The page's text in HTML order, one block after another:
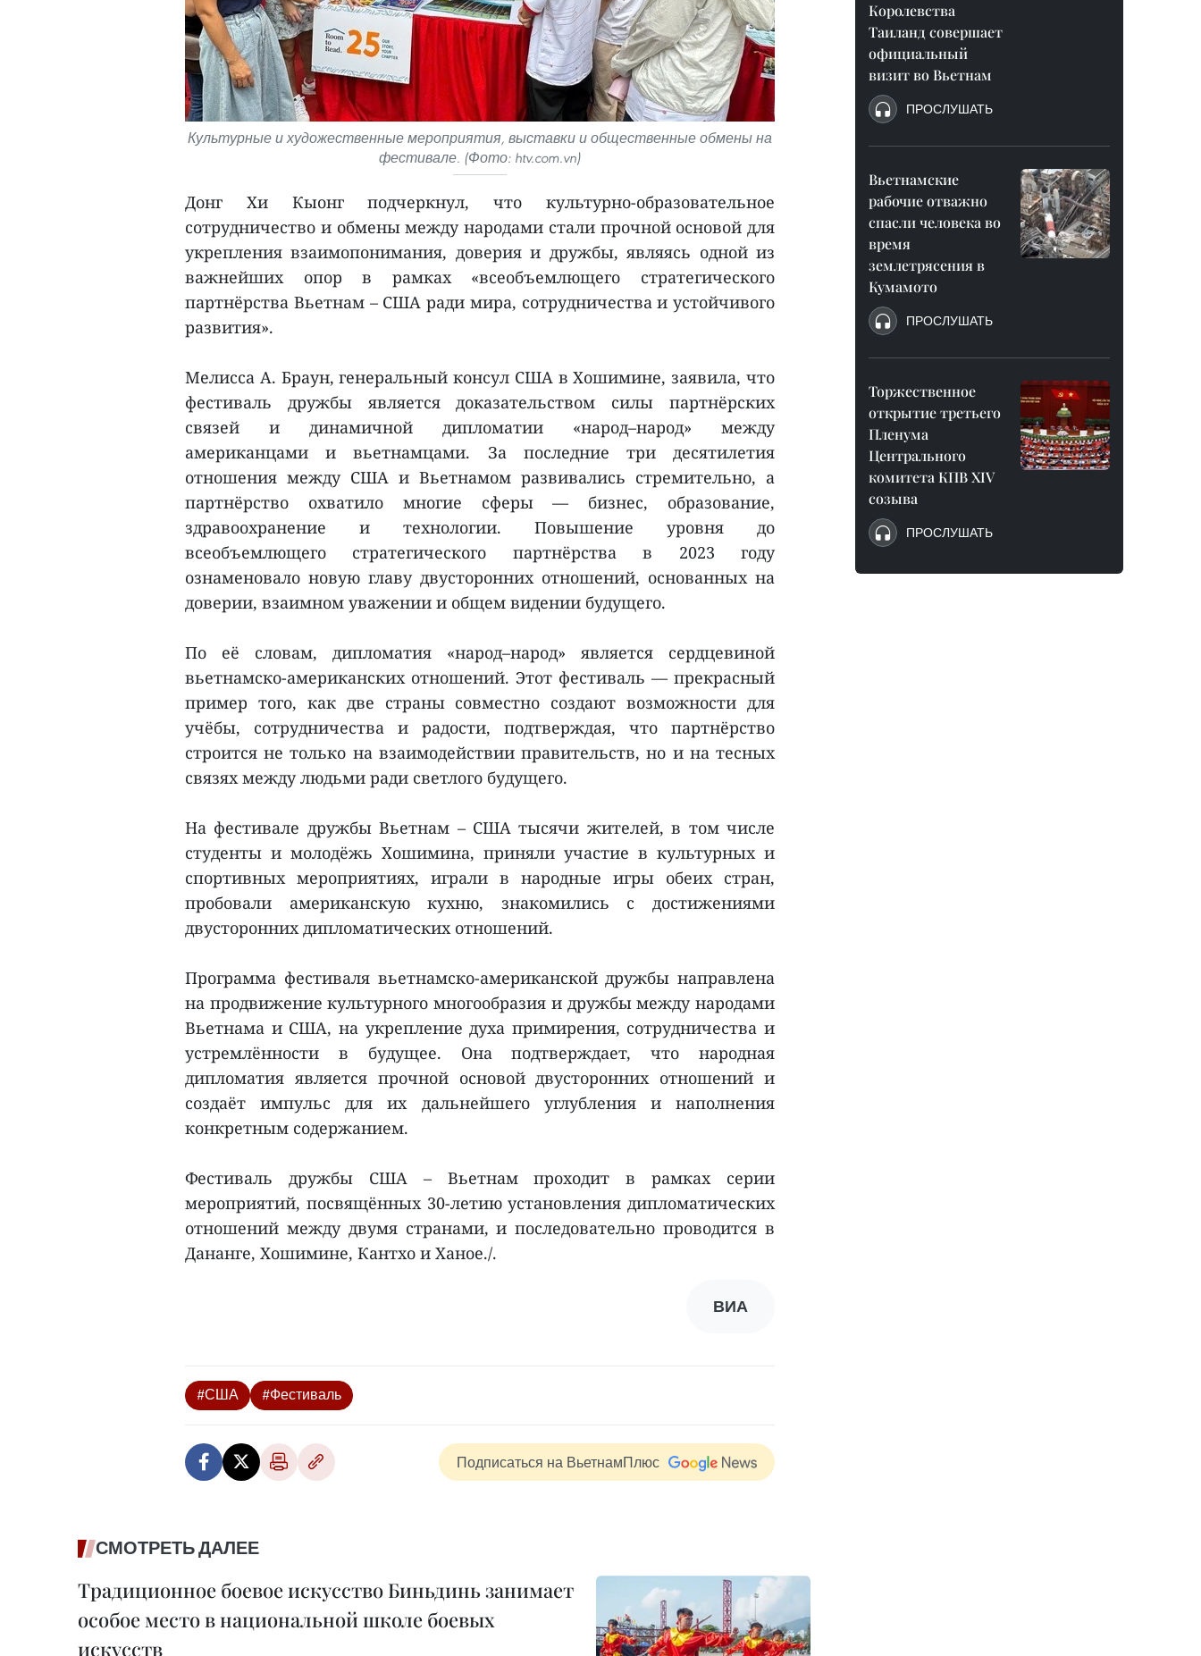
Культурные и художественные мероприятия, выставки и общественные обмены на
фестивале. (Фото: htv.com.vn)
Донг Хи Кыонг подчеркнул, что культурно-образовательное
сотрудничество и обмены между народами стали прочной основой для
укрепления взаимопонимания, доверия и дружбы, являясь одной из
важнейших опор в рамках «всеобъемлющего стратегического
партнёрства Вьетнам – США ради мира, сотрудничества и устойчивого
развития».
Мелисса А. Браун, генеральный консул США в Хошимине, заявила, что
фестиваль дружбы является доказательством силы партнёрских
связей и динамичной дипломатии «народ–народ» между
американцами и вьетнамцами. За последние три десятилетия
отношения между США и Вьетнамом развивались стремительно, а
партнёрство охватило многие сферы — бизнес, образование,
здравоохранение и технологии. Повышение уровня до
всеобъемлющего стратегического партнёрства в 2023 году
ознаменовало новую главу двусторонних отношений, основанных на
доверии, взаимном уважении и общем видении будущего.
По её словам, дипломатия «народ–народ» является сердцевиной
вьетнамско-американских отношений. Этот фестиваль — прекрасный
пример того, как две страны совместно создают возможности для
учёбы, сотрудничества и радости, подтверждая, что партнёрство
строится не только на взаимодействии правительств, но и на тесных
связях между людьми ради светлого будущего.
На фестивале дружбы Вьетнам – США тысячи жителей, в том числе
студенты и молодёжь Хошимина, приняли участие в культурных и
спортивных мероприятиях, играли в народные игры обеих стран,
пробовали американскую кухню, знакомились с достижениями
двусторонних дипломатических отношений.
Программа фестиваля вьетнамско-американской дружбы направлена
на продвижение культурного многообразия и дружбы между народами
Вьетнама и США, на укрепление духа примирения, сотрудничества и
устремлённости в будущее. Она подтверждает, что народная
дипломатия является прочной основой двусторонних отношений и
создаёт импульс для их дальнейшего углубления и наполнения
конкретным содержанием.
Фестиваль дружбы США – Вьетнам проходит в рамках серии
мероприятий, посвящённых 30-летию установления дипломатических
отношений между двумя странами, и последовательно проводится в
Дананге, Хошимине, Кантхо и Ханое./.
ВИА
#США #Фестиваль
Подписаться на ВьетнамПлюс
СМОТРЕТЬ ДАЛЕЕ
Традиционное боевое искусство Биньдинь занимает
особое место в национальной школе боевых
искусств
Королевства
Таиланд совершает
официальный
визит во Вьетнам
ПРОСЛУШАТЬ
Вьетнамские
рабочие отважно
спасли человека во
время
землетрясения в
Кумамото
ПРОСЛУШАТЬ
Торжественное
открытие третьего
Пленума
Центрального
комитета КПВ XIV
созыва
ПРОСЛУШАТЬ